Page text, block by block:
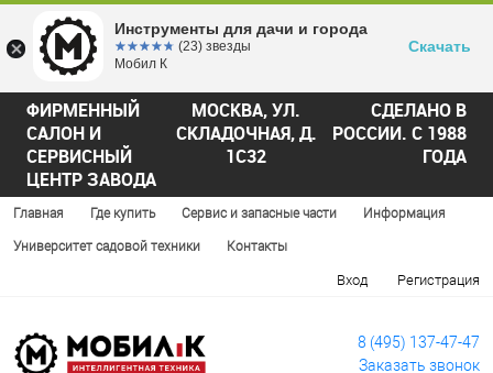
ФИРМЕННЫЙ
САЛОН И
СЕРВИСНЫЙ
ЦЕНТР ЗАВОДА
МОСКВА, УЛ.
СКЛАДОЧНАЯ, Д.
1С32
СДЕЛАНО В
РОССИИ. С 1988
ГОДА
Главная Где купить Сервис и запасные части Информация
Университет садовой техники Контакты
Вход Регистрация
8 (495) 137-47-47
Заказать звонок
Инструменты для дачи и города
☆☆☆☆☆
★★★★★ (23) звезды
Мобил К
Скачать